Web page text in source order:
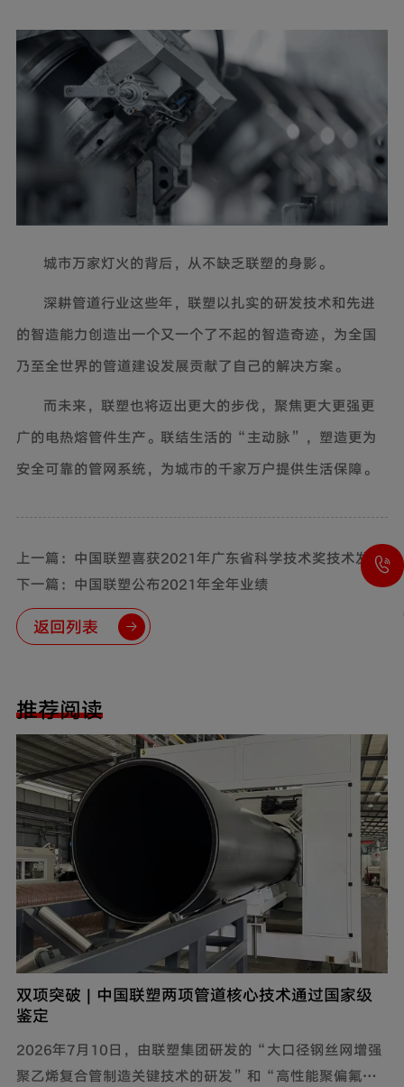
城市万家灯火的背后，从不缺乏联塑的身影。
深耕管道行业这些年，联塑以扎实的研发技术和先进
的智造能力创造出一个又一个了不起的智造奇迹，为全国
乃至全世界的管道建设发展贡献了自己的解决方案。
而未来，联塑也将迈出更大的步伐，聚焦更大更强更
广的电热熔管件生产。联结生活的“主动脉”，塑造更为
安全可靠的管网系统，为城市的千家万户提供生活保障。
上一篇：中国联塑喜获2021年广东省科学技术奖技术发明
奖一等奖
下一篇：中国联塑公布2021年全年业绩
返回列表
推荐阅读
双项突破 | 中国联塑两项管道核心技术通过国家级
鉴定
2026年7月10日，由联塑集团研发的“大口径钢丝网增强
聚乙烯复合管制造关键技术的研发”和“高性能聚偏氟乙